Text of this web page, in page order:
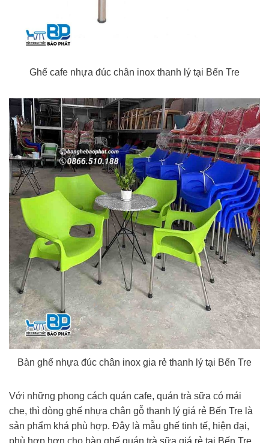
Ghế cafe nhựa đúc chân inox thanh lý tại Bến Tre
Bàn ghế nhựa đúc chân inox gia rẻ thanh lý tại Bến Tre
Với những phong cách quán cafe, quán trà sữa có mái
che, thì dòng ghế nhựa chân gỗ thanh lý giá rẻ Bến Tre là
sản phẩm khá phù hợp. Đây là mẫu ghế tinh tế, hiện đại,
phù hợp hơn cho bàn ghế quán trà sữa giá rẻ tại Bến Tre.